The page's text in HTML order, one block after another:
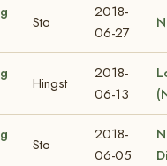
Sto
2018-
06-27
Hingst
2018-
06-13
Sto
2018-
06-05